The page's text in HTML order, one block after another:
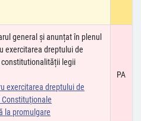
general și anunțat în plenul
exercitarea dreptului de
constitutionalității legii
exercitarea dreptului de
la promulgare
PA